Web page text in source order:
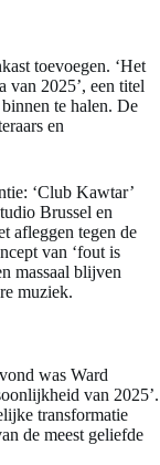
toevoegen. ‘Het
van 2025’, een titel
te halen. De
en
‘Club Kawtar’
Brussel en
afleggen tegen de
van ‘fout is
massaal blijven
muziek.
was Ward
van 2025’.
transformatie
de meest geliefde